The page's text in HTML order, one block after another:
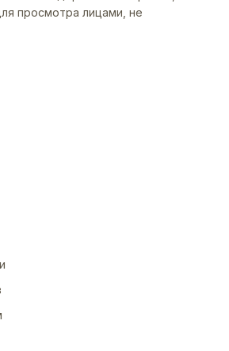
просмотра лицами, не